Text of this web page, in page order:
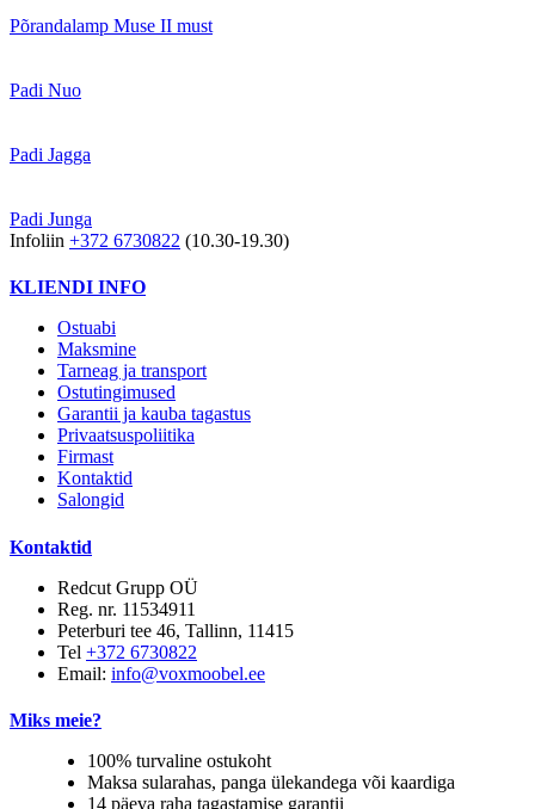
Põrandalamp Muse II must
Padi Nuo
Padi Jagga
Padi Junga
Infoliin +372 6730822 (10.30-19.30)
KLIENDI INFO
Ostuabi
Maksmine
Tarneag ja transport
Ostutingimused
Garantii ja kauba tagastus
Privaatsuspoliitika
Firmast
Kontaktid
Salongid
Kontaktid
Redcut Grupp OÜ
Reg. nr. 11534911
Peterburi tee 46, Tallinn, 11415
Tel +372 6730822
Email: info@voxmoobel.ee
Miks meie?
100% turvaline ostukoht
Maksa sularahas, panga ülekandega või kaardiga
14 päeva raha tagastamise garantii